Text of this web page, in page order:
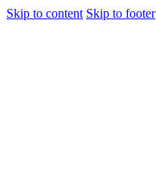
Skip to content Skip to footer